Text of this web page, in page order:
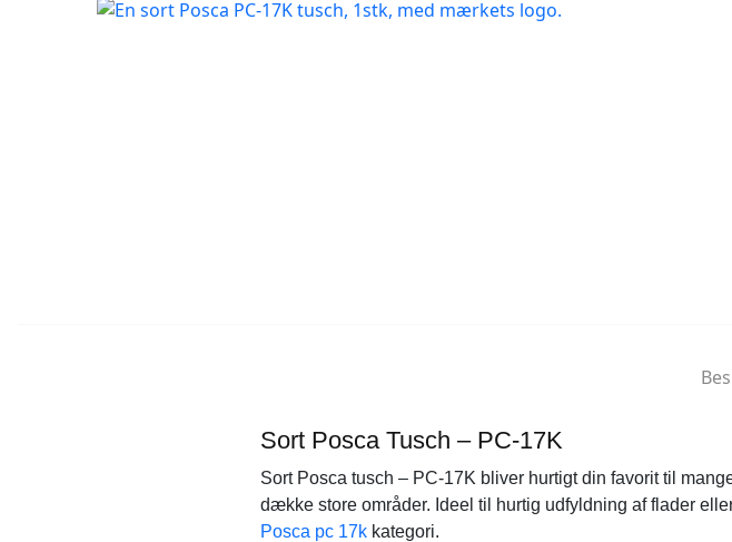
Sort Posca Tusch – PC-17K
Sort Posca tusch – PC-17K bliver hurtigt din favorit til
dække store områder. Ideel til hurtig udfyldning af flader
Posca pc 17kkategori.